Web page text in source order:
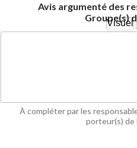
Avis argumenté des
Groupe(s)
Visuel
À compléter par les
porteur(s) de